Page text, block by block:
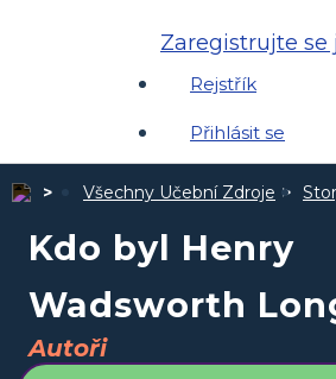
Zaregistrujte
Rejstřík
Přihlásit se
Všechny Učební Zdroje
Kdo byl Henry
Wadsworth
Autoři